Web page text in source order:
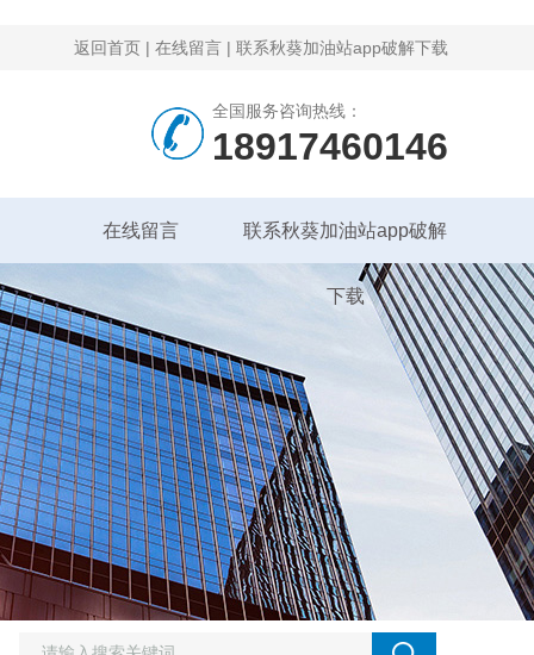
返回首页 | 在线留言 | 联系秋葵加油站app破解下载
全国服务咨询热线：
18917460146
在线留言 联系秋葵加油站app破解
下载